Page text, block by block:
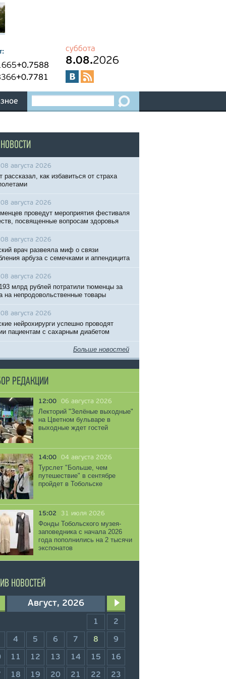
+0.7588
+0.7781
суббота
8.08.2026
08 августа 2026
рассказал, как избавиться от страха
08 августа 2026
проведут мероприятия фестиваля
посвященные вопросам здоровья
08 августа 2026
врач развеяла миф о связи
арбуза с семечками и аппендицита
08 августа 2026
млрд рублей потратили тюменцы за
на непродовольственные товары
08 августа 2026
нейрохирурги успешно проводят
пациентам с сахарным диабетом
Больше новостей
РЕДАКЦИИ
12:00 06 августа 2026
Лекторий "Зелёные выходные"
на Цветном бульваре в
выходные ждет гостей
14:00 04 августа 2026
Турслет "Больше, чем
путешествие" в сентябре
пройдет в Тобольске
15:02 31 июля 2026
Фонды Тобольского музея-
заповедника с начала 2026
года пополнились на 2 тысячи
экспонатов
НОВОСТЕЙ
Август, 2026
1 2
4 5 6 7 8 9
11 12 13 14 15 16
18 19 20 21 22 23